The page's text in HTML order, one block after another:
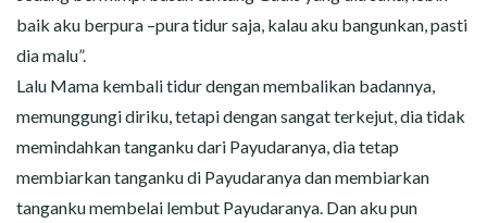
baik aku berpura –pura tidur saja, kalau aku bangunkan, pasti
dia malu”.
Lalu Mama kembali tidur dengan membalikan badannya,
memunggungi diriku, tetapi dengan sangat terkejut, dia tidak
memindahkan tanganku dari Payudaranya, dia tetap
membiarkan tanganku di Payudaranya dan membiarkan
tanganku membelai lembut Payudaranya. Dan aku pun